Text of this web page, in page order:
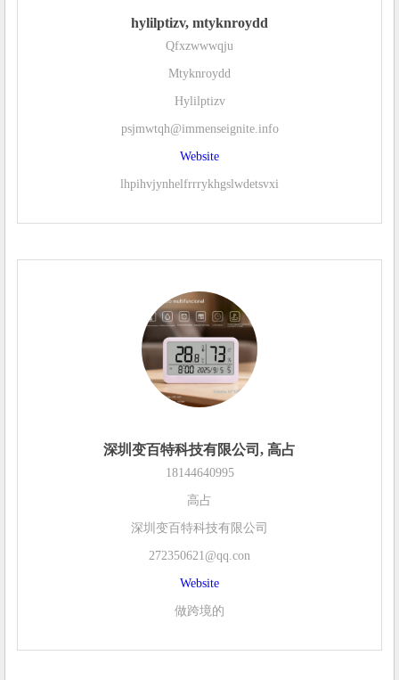
hylilptizv, mtyknroydd
Qfxzwwwqju
Mtyknroydd
Hylilptizv
psjmwtqh@immenseignite.info
Website
lhpihvjynhelfrrrykhgslwdetsvxi
深圳变百特科技有限公司, 高占
18144640995
高占
深圳变百特科技有限公司
272350621@qq.con
Website
做跨境的